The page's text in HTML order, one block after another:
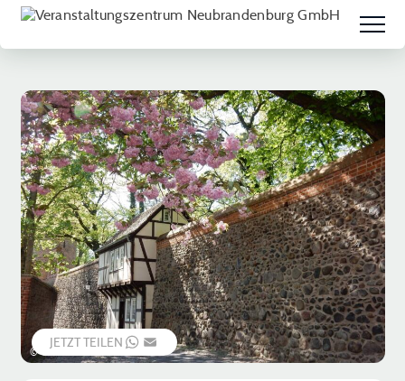
© Chris Thaet
JETZT TEILEN WHATSAPP
EMAIL